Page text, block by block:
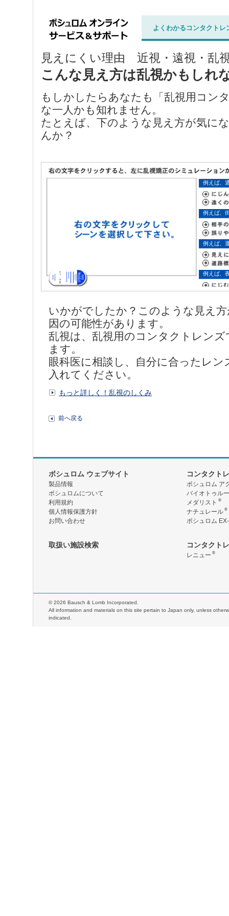
よくわかるコンタクトレ
見えにくい理由 近視・遠視・乱
こんな見え方は乱視かもしれ
もしかしたらあなたも「乱視用コン
な一人かも知れません。
たとえば、下のような見え方が気に
んか？
いかがでしたか？このような見え
因の可能性があります。
乱視は、乱視用のコンタクトレン
ます。
眼科医に相談し、自分に合ったレ
入れてください。
もっと詳しく！乱視のしくみ
前へ戻る
ボシュロム ウェブサイト
製品情報
ボシュロムについて
利用規約
個人情報保護方針
お問い合わせ
取扱い施設検索
コンタクト
ボシュロム ア
バイオトゥルー
メダリスト ®
ナチュレール ®
ボシュロム
コンタクト
レニュー ®
©2026 Bausch & Lomb Incorporated.
All information and materials on this site pertain to Japan only, unless
indicated.